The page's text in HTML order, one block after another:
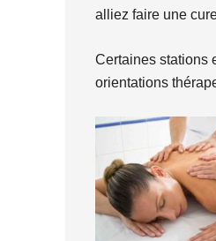
alliez faire une
Certaines stations
orientations